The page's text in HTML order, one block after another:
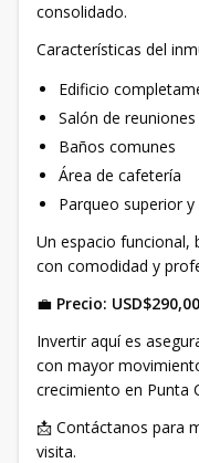
consolidado.
Características del
Edificio
Salón de
Baños comunes
Área de cafetería
Parqueo superior
Un espacio funcional,
con comodidad y
💼 Precio:
Invertir aquí es
con mayor
crecimiento en Punta
📩 Contáctanos para
visita.